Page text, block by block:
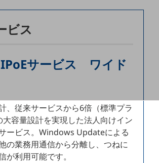
ト
ビス
サービス ワイド
、従来サービスから6倍（標準プラ
大容量設計を実現した法人向けイン
ービス。Windows Updateによる
の業務用通信から分離し、つねに
が利用可能です。